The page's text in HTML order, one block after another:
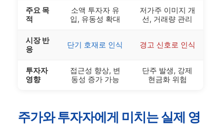
주요 목
적
소액 투자자 유
입, 유동성 확대
저가주 이미지 개
선, 거래량 관리
시장 반
응
단기 호재로 인식 경고 신호로 인식
투자자
영향
접근성 향상, 변
동성 증가 가능
단주 발생, 강제
현금화 위험
주가와 투자자에게 미치는 실제 영